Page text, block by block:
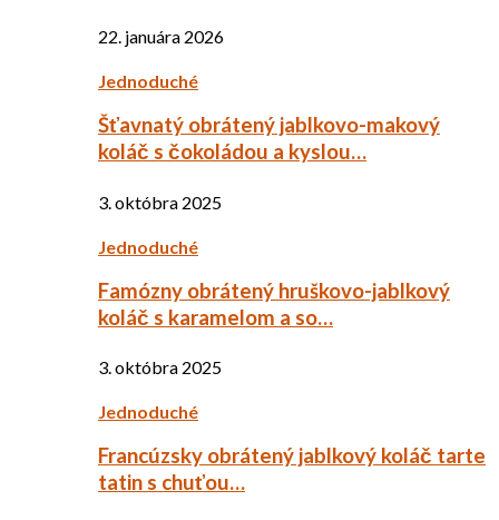
22. januára 2026
Jednoduché
Šťavnatý obrátený jablkovo-makový
koláč s čokoládou a kyslou…
3. októbra 2025
Jednoduché
Famózny obrátený hruškovo-jablkový
koláč s karamelom a so…
3. októbra 2025
Jednoduché
Francúzsky obrátený jablkový koláč tarte
tatin s chuťou…